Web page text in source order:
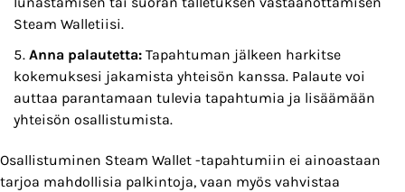
Steam Walletiisi.
Anna palautetta: Tapahtuman jälkeen harkitse
kokemuksesi jakamista yhteisön kanssa. Palaute voi
auttaa parantamaan tulevia tapahtumia ja lisäämään
yhteisön osallistumista.
Osallistuminen Steam Wallet -tapahtumiin ei ainoastaan
tarjoa mahdollisia palkintoja, vaan myös vahvistaa